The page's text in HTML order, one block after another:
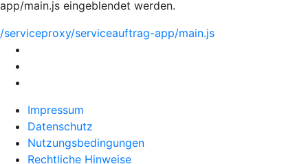
app/main.js eingeblendet werden.
/serviceproxy/serviceauftrag-app/main.js
Impressum
Datenschutz
Nutzungsbedingungen
Rechtliche Hinweise